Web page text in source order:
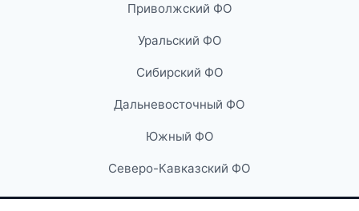
Приволжский ФО
Уральский ФО
Сибирский ФО
Дальневосточный ФО
Южный ФО
Северо-Кавказский ФО